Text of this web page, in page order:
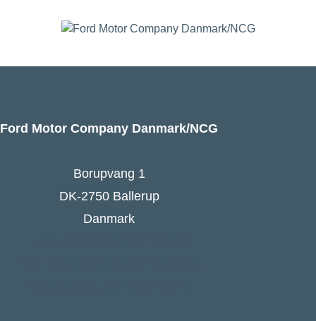
Ford Motor Company Danmark/NCG
Borupvang 1
DK-2750 Ballerup
Danmark